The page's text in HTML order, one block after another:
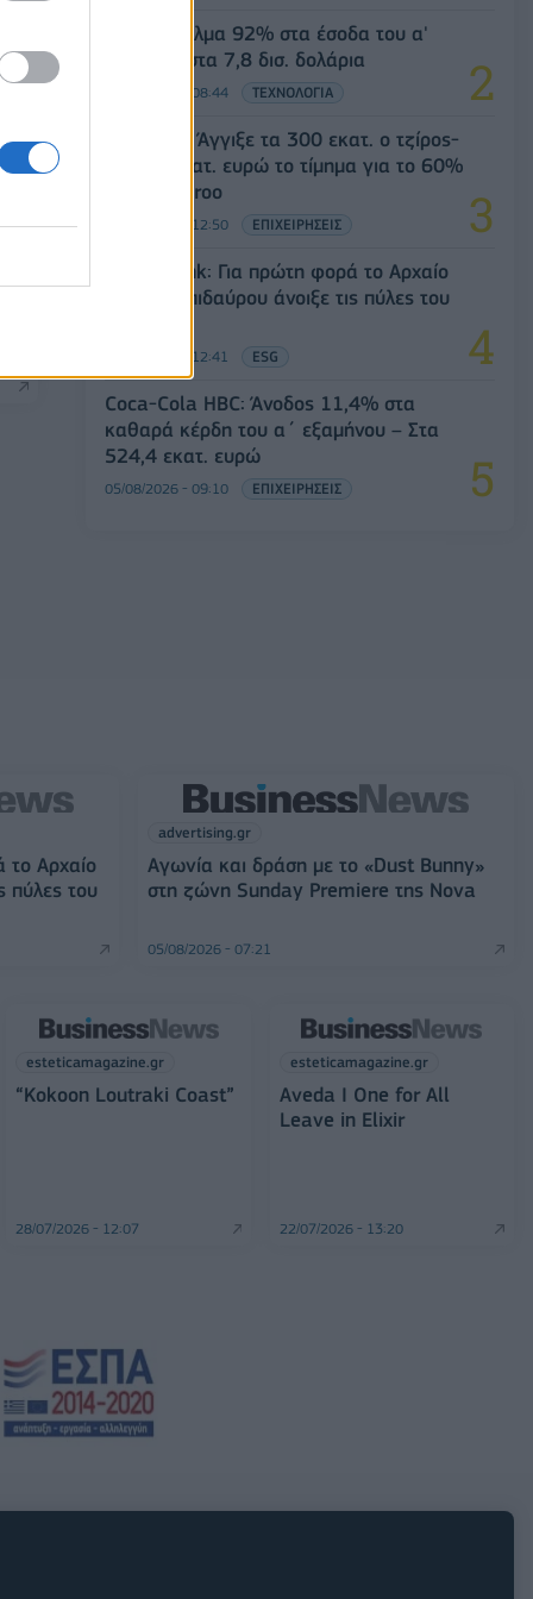
SpaceX: Άλμα 92% στα έσοδα του α'
τριμήνου στα 7,8 δισ. δολάρια
05/08/2026 - 08:44 ΤΕΧΝΟΛΟΓΙΑ
Evergood: Άγγιξε τα 300 εκατ. ο τζίρος-
Στα 10 εκατ. ευρώ το τίμημα για το 60%
του Jackaroo
05/08/2026 - 12:50 ΕΠΙΧΕΙΡΗΣΕΙΣ
Alpha Bank: Για πρώτη φορά το Αρχαίο
Θέατρο Επιδαύρου άνοιξε τις πύλες του
05/08/2026 - 12:41 ESG
Coca-Cola HBC: Άνοδος 11,4% στα
καθαρά κέρδη του α΄ εξαμήνου – Στα
524,4 εκατ. ευρώ
05/08/2026 - 09:10 ΕΠΙΧΕΙΡΗΣΕΙΣ
Αρχαίο
πύλες του
advertising.gr
Αγωνία και δράση με το «Dust Bunny»
στη ζώνη Sunday Premiere της Nova
05/08/2026 - 07:21
esteticamagazine.gr
“Kokoon Loutraki Coast”
28/07/2026 - 12:07
esteticamagazine.gr
Aveda I One for All
Leave in Elixir
22/07/2026 - 13:20